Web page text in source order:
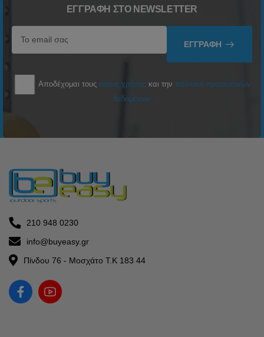
ΕΓΓΡΑΦΉ ΣΤΟ NEWSLETTER
ΕΓΓΡΑΦΉ
Αποδέχομαι τους όρους χρήσης και την πολιτική προσωπικών
δεδομένων
210 948 0230
info@buyeasy.gr
Πίνδου 76 - Μοσχάτο Τ.Κ 183 44